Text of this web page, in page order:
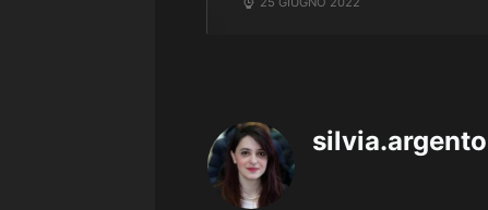
silvia.argento